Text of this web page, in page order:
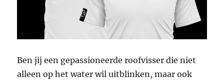
Ben jij een gepassioneerde roofvisser die niet
alleen op het water wil uitblinken, maar ook